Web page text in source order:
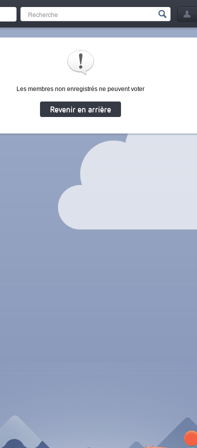
Les membres non enregistrés ne peuvent voter
Revenir en arrière